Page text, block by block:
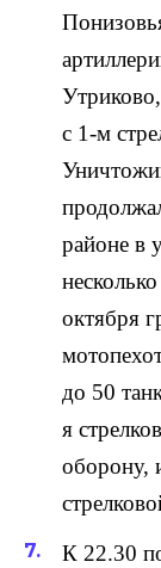
с 1-м
районе в
октября
до 50
я
оборону,
К 22.30